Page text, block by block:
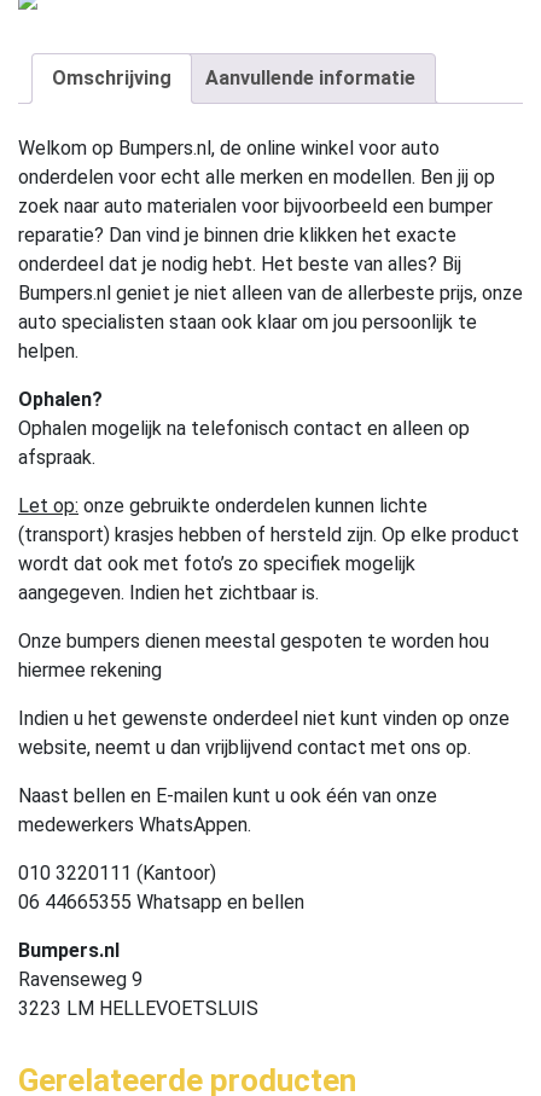
Omschrijving Aanvullende informatie
Welkom op Bumpers.nl, de online winkel voor auto
onderdelen voor echt alle merken en modellen. Ben jij op
zoek naar auto materialen voor bijvoorbeeld een bumper
reparatie? Dan vind je binnen drie klikken het exacte
onderdeel dat je nodig hebt. Het beste van alles? Bij
Bumpers.nl geniet je niet alleen van de allerbeste prijs, onze
auto specialisten staan ook klaar om jou persoonlijk te
helpen.
Ophalen?
Ophalen mogelijk na telefonisch contact en alleen op
afspraak.
Let op: onze gebruikte onderdelen kunnen lichte
(transport) krasjes hebben of hersteld zijn. Op elke product
wordt dat ook met foto’s zo specifiek mogelijk
aangegeven. Indien het zichtbaar is.
Onze bumpers dienen meestal gespoten te worden hou
hiermee rekening
Indien u het gewenste onderdeel niet kunt vinden op onze
website, neemt u dan vrijblijvend contact met ons op.
Naast bellen en E-mailen kunt u ook één van onze
medewerkers WhatsAppen.
010 3220111 (Kantoor)
06 44665355 Whatsapp en bellen
Bumpers.nl
Ravenseweg 9
3223 LM HELLEVOETSLUIS
Gerelateerde producten